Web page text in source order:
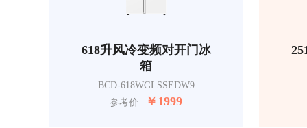
618升风冷变频对开门冰
箱
BCD-618WGLSSEDW9
参考价
￥ 1999